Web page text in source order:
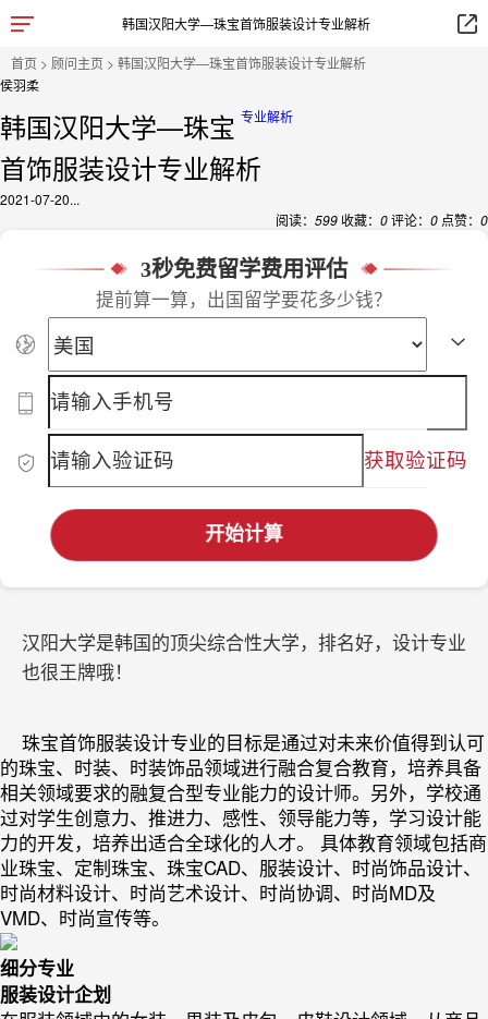
韩国汉阳大学—珠宝首饰服装设计专业解析
首页 > 顾问主页 > 韩国汉阳大学—珠宝首饰服装设计专业解析
侯羽柔
专业解析
韩国汉阳大学—珠宝
首饰服装设计专业解析
2021-07-20...
阅读： 599 收藏： 0评论： 0 点赞： 0
3秒免费留学费用评估
提前算一算，出国留学要花多少钱？
获取验证码
开始计算
汉阳大学是韩国的顶尖综合性大学，排名好，设计专业
也很王牌哦！
珠宝首饰服装设计专业的目标是通过对未来价值得到认可
的珠宝、时装、时装饰品领域进行融合复合教育，培养具备
相关领域要求的融复合型专业能力的设计师。另外，学校通
过对学生创意力、推进力、感性、领导能力等，学习设计能
力的开发，培养出适合全球化的人才。 具体教育领域包括商
业珠宝、定制珠宝、珠宝CAD、服装设计、时尚饰品设计、
时尚材料设计、时尚艺术设计、时尚协调、时尚MD及
VMD、时尚宣传等。
细分专业
服装设计企划